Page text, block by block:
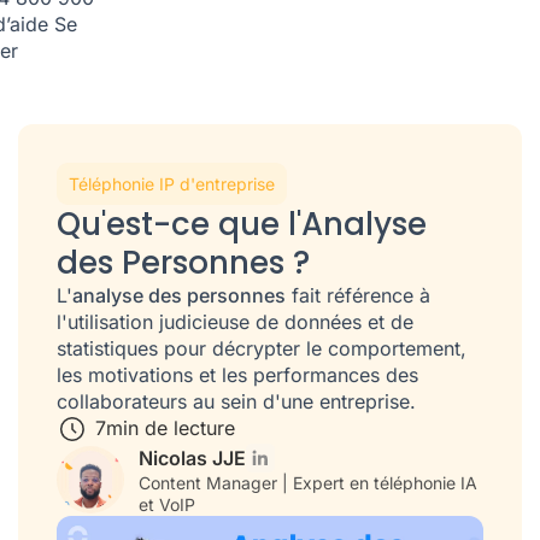
Se
Téléphonie IP d'entreprise
Qu'est-ce que l'Analyse
des Personnes ?
L'analyse des personnes fait référence à
l'utilisation judicieuse de données et de
statistiques pour décrypter le comportement,
les motivations et les performances des
collaborateurs au sein d'une entreprise.
7min de lecture
Nicolas JJE
Content Manager | Expert en téléphonie IA
et VoIP